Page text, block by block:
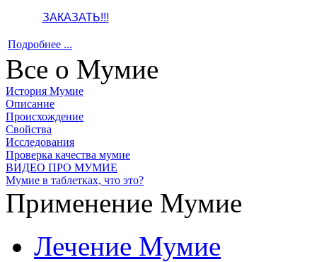
ЗАКАЗАТЬ!!!
Подробнее ...
Все о Мумие
История Мумие
Описание
Происхождение
Свойства
Исследования
Проверка качества мумие
ВИДЕО ПРО МУМИЕ
Мумие в таблетках, что это?
Применение Мумие
Лечение Мумие